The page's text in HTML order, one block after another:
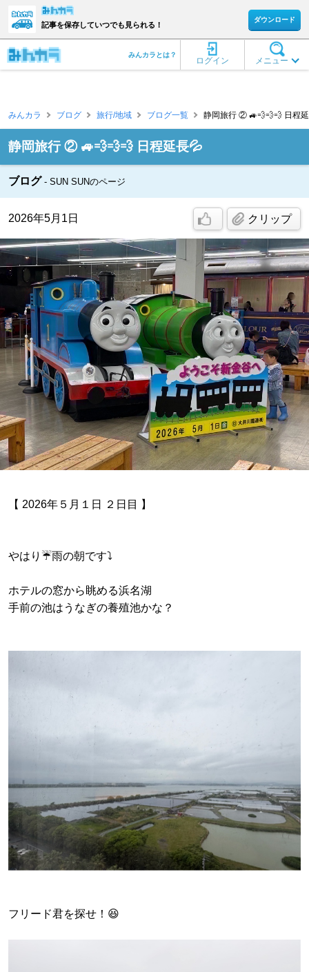
記事を保存していつでも見られる！
ダウンロード
メニュー
ログイン
みんカラとは？
みんカラ ブログ 旅行/地域 ブログ一覧 静岡旅行 ② 🚙💨💨💨 日程
静岡旅行 ② 🚙💨💨💨 日程延長💦
ブログ SUN SUNのページ
2026年5月1日 クリップ
【 2026年５月１日 ２日目 】
やはり☔️雨の朝です⤵️
ホテルの窓から眺める浜名湖
手前の池はうなぎの養殖池かな？
フリード君を探せ！😆